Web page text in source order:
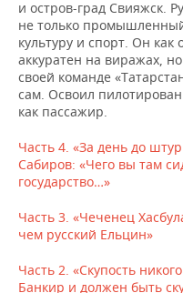
и остров-град Свияжск.
не только
культуру и спорт. Он
аккуратен на виражах,
своей команде
сам. Освоил
как пассажир.
Часть 4. «За день до
Сабиров: «Чего вы там
государство…»
Часть 3. «Чеченец
чем русский Ельцин»
Часть 2. «Скупость
Банкир и должен быть